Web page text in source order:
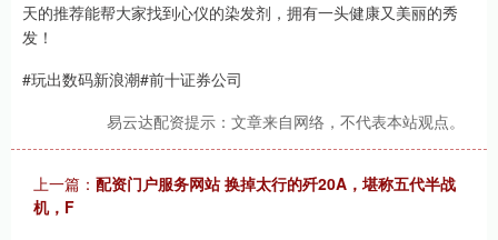
天的推荐能帮大家找到心仪的染发剂，拥有一头健康又美丽的秀
发！
#玩出数码新浪潮#前十证券公司
易云达配资提示：文章来自网络，不代表本站观点。
上一篇： 配资门户服务网站 换掉太行的歼20A，堪称五代半战
机，F